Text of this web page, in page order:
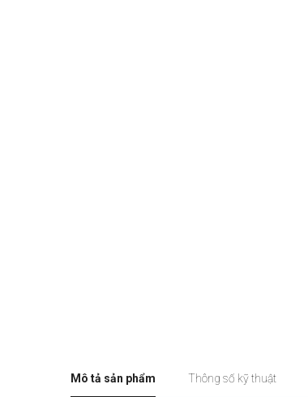
Mô tả sản phẩm Thông số kỹ thuật